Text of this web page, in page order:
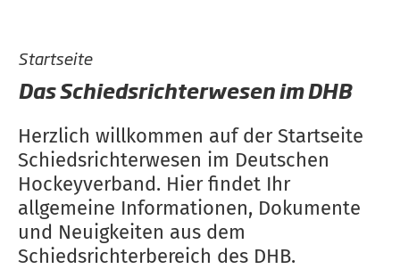
Startseite
Das Schiedsrichterwesen im DHB
Herzlich willkommen auf der Startseite
Schiedsrichterwesen im Deutschen
Hockeyverband. Hier findet Ihr
allgemeine Informationen, Dokumente
und Neuigkeiten aus dem
Schiedsrichterbereich des DHB.